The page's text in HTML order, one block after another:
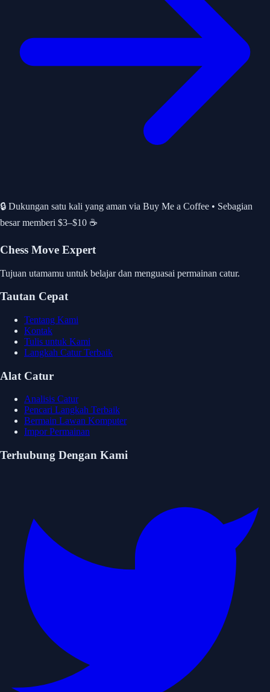
🔒 Dukungan satu kali yang aman via Buy Me a Coffee • Sebagian
besar memberi $3–$10 ☕
Chess Move Expert
Tujuan utamamu untuk belajar dan menguasai permainan catur.
Tautan Cepat
Tentang Kami
Kontak
Tulis untuk Kami
Langkah Catur Terbaik
Alat Catur
Analisis Catur
Pencari Langkah Terbaik
Bermain Lawan Komputer
Impor Permainan
Terhubung Dengan Kami